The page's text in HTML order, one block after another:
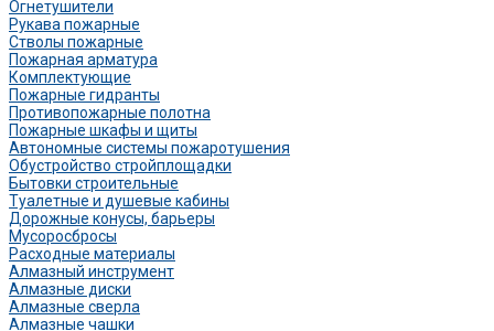
Огнетушители
Рукава пожарные
Стволы пожарные
Пожарная арматура
Комплектующие
Пожарные гидранты
Противопожарные полотна
Пожарные шкафы и щиты
Автономные системы пожаротушения
Обустройство стройплощадки
Бытовки строительные
Туалетные и душевые кабины
Дорожные конусы, барьеры
Мусоросбросы
Расходные материалы
Алмазный инструмент
Алмазные диски
Алмазные сверла
Алмазные чашки